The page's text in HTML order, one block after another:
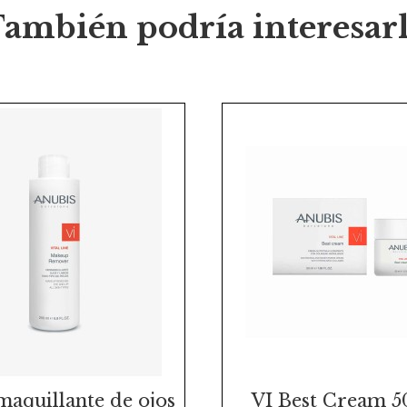
podría
de ojos VI Best Cream